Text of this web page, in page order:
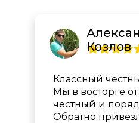
Козлов
Классный
Мы в восторге
честный и
Обратно